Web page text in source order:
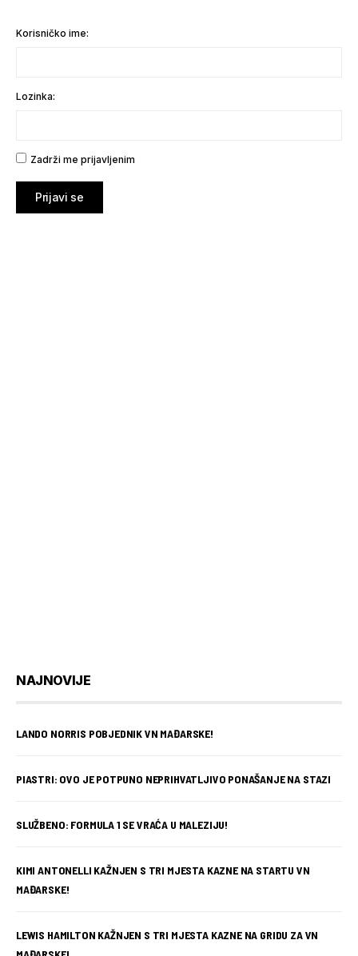
Korisničko ime:
Lozinka:
Zadrži me prijavljenim
Prijavi se
NAJNOVIJE
LANDO NORRIS POBJEDNIK VN MAĐARSKE!
PIASTRI: OVO JE POTPUNO NEPRIHVATLJIVO PONAŠANJE NA STAZI
SLUŽBENO: FORMULA 1 SE VRAĆA U MALEZIJU!
KIMI ANTONELLI KAŽNJEN S TRI MJESTA KAZNE NA STARTU VN
MAĐARSKE!
LEWIS HAMILTON KAŽNJEN S TRI MJESTA KAZNE NA GRIDU ZA VN